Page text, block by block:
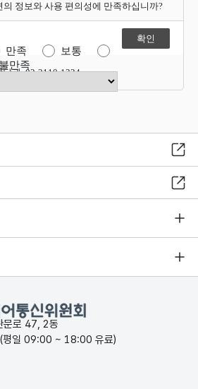
의 정보와 사용 편의성에 만족하십니까?
만족
보통
만족
관 02-2110-1324
문로 47, 2동
일 09:00 ~ 18:00 유료)